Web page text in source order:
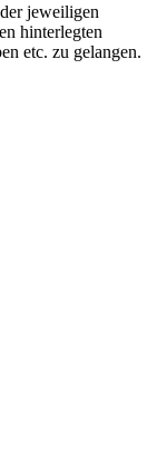
jeweiligen
hinterlegten
etc. zu gelangen.